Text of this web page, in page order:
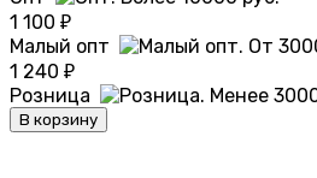
1 100 ₽
Малый опт
1 240 ₽
Розница
В корзину